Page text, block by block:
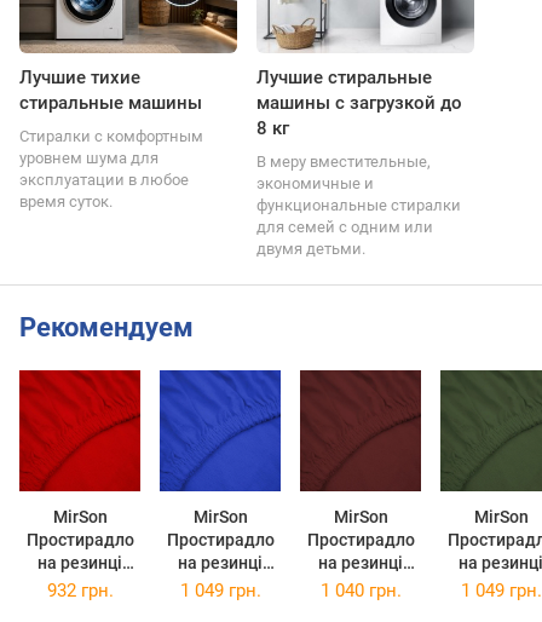
Лучшие тихие
стиральные машины
Стиралки с комфортным
уровнем шума для
эксплуатации в любое
время суток.
Лучшие стиральные
машины с загрузкой до
8 кг
В меру вместительные,
экономичные и
функциональные стиралки
для семей с одним или
двумя детьми.
Рекомендуем
MirSon
Простирадло
на резинці
трикотажне
MirSon
Простирадло
на резинці
трикотажне
MirSon
Простирадло
на резинці
трикотажне
MirSon
на резинці
932 грн. 1 049 грн. 1 040 грн. 1 049 грн.